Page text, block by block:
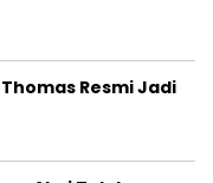
Resmi Jadi